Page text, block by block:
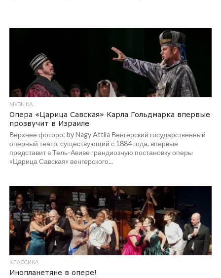
МУЗЫКА
Опера «Царица Савская» Карла Гольдмарка впервые
прозвучит в Израиле
Верхнее фоторо: by Nagy Attila Венгерский государственный
оперный театр, существующий с 1884 года, впервые
представит в Тель-Авиве грандиозную постановку оперы
«Царица Савская» венгерского...
КЛАССИКА
Инопланетяне в опере!